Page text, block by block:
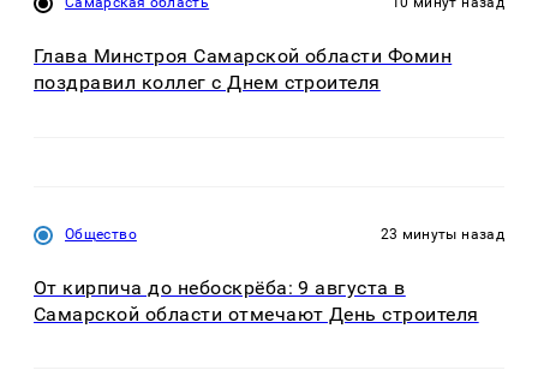
Глава Минстроя Самарской области Фомин
поздравил коллег с Днем строителя
Общество 23 минуты назад
От кирпича до небоскрёба: 9 августа в
Самарской области отмечают День строителя